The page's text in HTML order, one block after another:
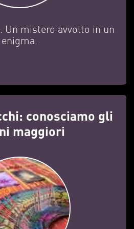
Un mistero avvolto in un
enigma.
conosciamo gli
maggiori